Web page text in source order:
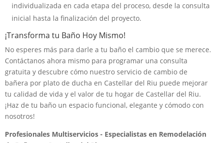
individualizada en cada etapa del proceso, desde la consulta
inicial hasta la finalización del proyecto.
¡Transforma tu Baño Hoy Mismo!
No esperes más para darle a tu baño el cambio que se merece.
Contáctanos ahora mismo para programar una consulta
gratuita y descubre cómo nuestro servicio de cambio de
bañera por plato de ducha en Castellar del Riu puede mejorar
tu calidad de vida y el valor de tu hogar de Castellar del Riu.
¡Haz de tu baño un espacio funcional, elegante y cómodo con
nosotros!
Profesionales Multiservicios - Especialistas en Remodelación